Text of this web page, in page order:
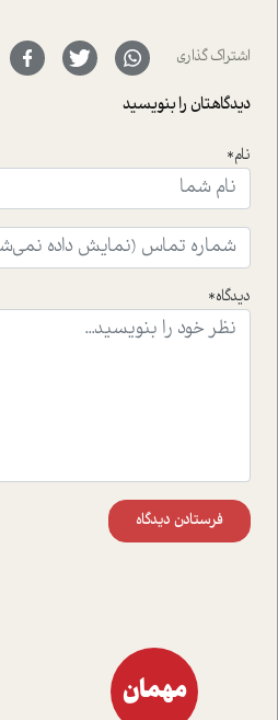
سر نهاده است و نیز کرامت عزیز
با رکاب زدن در بیش از هفتاد
حمایت از محیط زیست و منابع
است.فصل روایت اجنبی ها در
ای که به زندگی شگفت انگیز جین
ایشان در حوزه ی شامپانزه ها بر
افکنده
واقعی در ارتباط با اختلال شخصیت
راهکارهای حل آن قرار می دهد که در
موثرترین راهکارهای استفاده از
اشتراک گذاری
دیدگاهتان را بنویسید
نام*
دیدگاه*
فرستادن دیدگاه
مهمان